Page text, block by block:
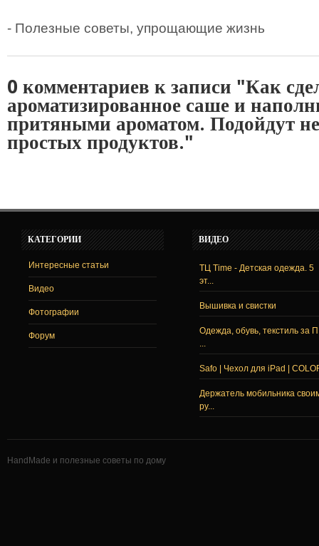
- Полезные советы, упрощающие жизнь
0 комментариев к записи "Как
ароматизированное саше и
притяными ароматом. Подойдут
простых продуктов."
КАТЕГОРИИ
Интересные статьи
Видео
Фотографии
Форум
ВИДЕО
ТЦ Time - Детская одежда. 5
эт...
Вышивка и свистки
Одежда, обувь, текстиль за
...
Safo | Чехол для iPad |
Держатель мобильника
ру...
HandMade и полезные советы по дому